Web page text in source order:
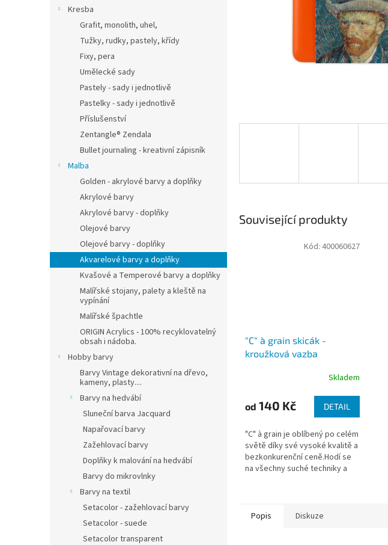
Kresba
Grafit, monolith, uhel,
Tužky, rudky, pastely, křídy
Fixy, pera
Umělecké sady
Pastely - sady i jednotlivě
Pastelky - sady i jednotlivě
Příslušenství
Zentangle® Zendala
Bullet journaling - kreativní zápisník
Malba
Golden - akrylové barvy a doplňky
Akrylové barvy
Akrylové barvy - doplňky
Olejové barvy
Olejové barvy - doplňky
Akvarelové barvy a doplňky
Kvašové a Temperové barvy a doplňky
Malířské stojany, palety a kleště na
vypínání
Malířské špachtle
ORIGIN Acrylics - 100% recyklovatelný
obsah i nádoba.
Hobby barvy
Barvy Vintage dekorativní na dřevo,
kameny, plasty....
Barvy na hedvábí
Sluneční barva Jacquard
Napařovací barvy
Zažehlovací barvy
Doplňky k malování na hedvábí
Barvy do mikrovlnky
Barvy na textil
Setacolor - zažehlovací barvy
Setacolor - suede
Setacolor transparent
Související produkty
"C" à grain skicák -
kroužková vazba
Skladem
od 140 Kč DETAIL
"C" à grain je oblíbený po celém
světě díky své vysoké kvalitě a
bezkonkurenční ceně.Hodí se
na všechny suché techniky a
Kód: 400060627
Popis Diskuze